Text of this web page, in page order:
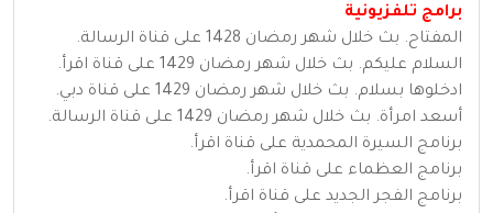
برامج تلفزيونية
المفتاح. بث خلال شهر رمضان 1428 على قناة الرسالة.
السلام عليكم. بث خلال شهر رمضان 1429 على قناة اقرأ.
ادخلوها بسلام. بث خلال شهر رمضان 1429 على قناة دبي.
أسعد امرأة. بث خلال شهر رمضان 1429 على قناة الرسالة.
برنامج السيرة المحمدية على قناة اقرأ.
برنامج العظماء على قناة اقرأ.
برنامج الفجر الجديد على قناة اقرأ.